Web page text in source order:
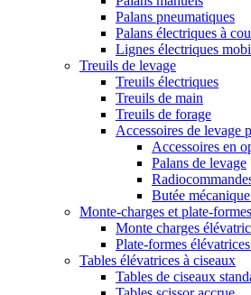
Palans pneumatiques
Palans électriques à
Lignes électriques
Treuils de levage
Treuils électriques
Treuils de main
Treuils de forage
Accessoires de levage
Accessoires en
Palans de levage
Butée
Monte-charges et plate-
Monte charges
Plate-formes
Tables élévatrices à ciseaux
Tables de ciseaux